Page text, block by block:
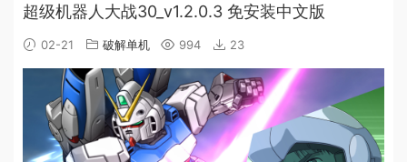
超级机器人大战30_v1.2.0.3 免安装中文版
02-21 破解单机 994 23